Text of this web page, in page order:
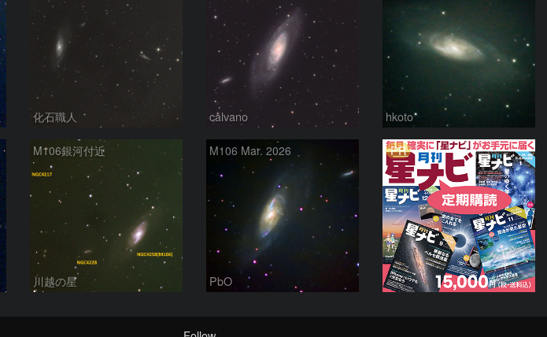
化石職人 calvano hkoto
M106銀河付近
川越の星
M106 Mar. 2026
PbO
PR